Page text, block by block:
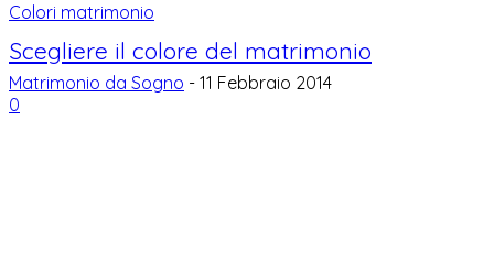
Colori matrimonio
Scegliere il colore del matrimonio
Matrimonio da Sogno - 11 Febbraio 2014
0